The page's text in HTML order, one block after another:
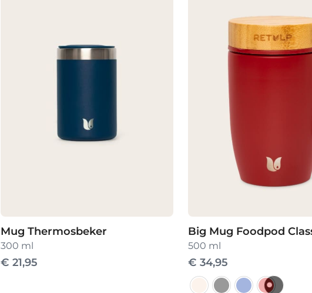
Mug Thermosbeker
300 ml
€ 21,95
Big Mug Foodpod
500 ml
€ 34,95